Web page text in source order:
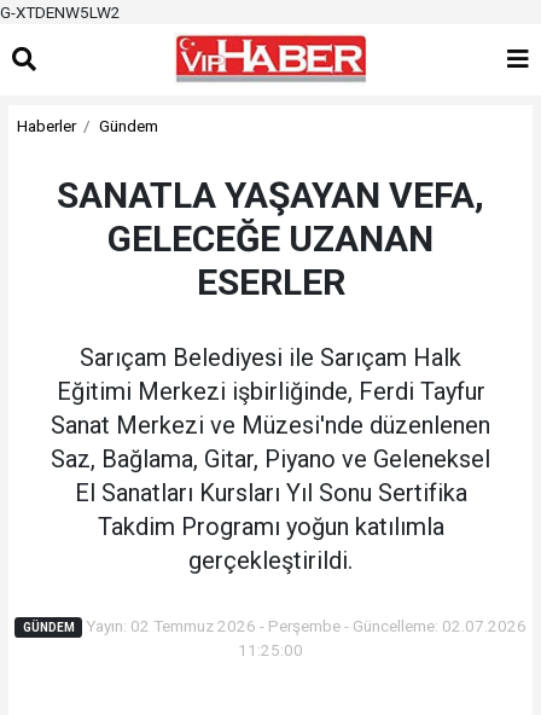
G-XTDENW5LW2
Haberler Gündem
SANATLA YAŞAYAN VEFA,
GELECEĞE UZANAN
ESERLER
Sarıçam Belediyesi ile Sarıçam Halk
Eğitimi Merkezi işbirliğinde, Ferdi Tayfur
Sanat Merkezi ve Müzesi'nde düzenlenen
Saz, Bağlama, Gitar, Piyano ve Geleneksel
El Sanatları Kursları Yıl Sonu Sertifika
Takdim Programı yoğun katılımla
gerçekleştirildi.
GÜNDEM
Yayın: 02 Temmuz 2026 - Perşembe - Güncelleme: 02.07.2026
11:25:00